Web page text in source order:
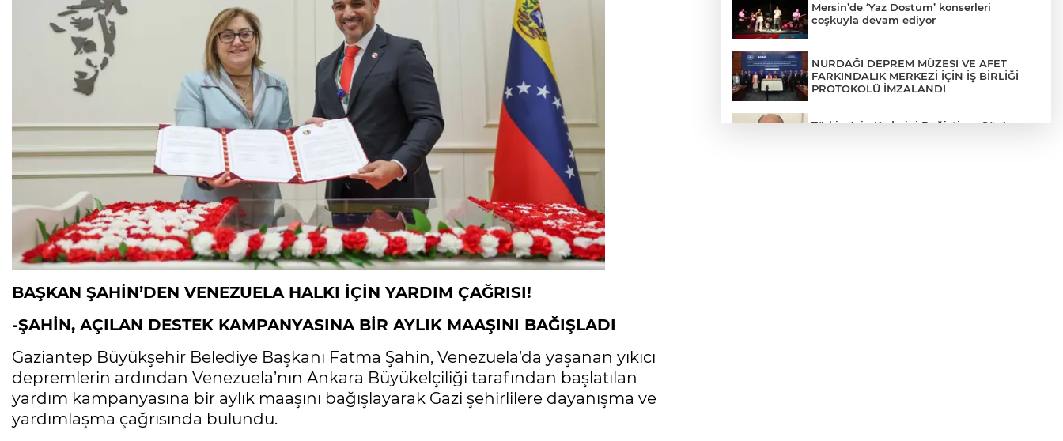
BAŞKAN ŞAHİN’DEN VENEZUELA HALKI İÇİN YARDIM ÇAĞRISI!
-ŞAHİN, AÇILAN DESTEK KAMPANYASINA BİR AYLIK MAAŞINI BAĞIŞLADI
Gaziantep Büyükşehir Belediye Başkanı Fatma Şahin, Venezuela’da yaşanan yıkıcı
depremlerin ardından Venezuela’nın Ankara Büyükelçiliği tarafından başlatılan
yardım kampanyasına bir aylık maaşını bağışlayarak Gazi şehirlilere dayanışma ve
yardımlaşma çağrısında bulundu.
Mersin’de ‘Yaz Dostum’ konserleri
coşkuyla devam ediyor
NURDAĞI DEPREM MÜZESİ VE AFET
FARKINDALIK MERKEZİ İÇİN İŞ BİRLİĞİ
PROTOKOLÜ İMZALANDI
Türkiye'nin Kaderini Değiştiren Gün!